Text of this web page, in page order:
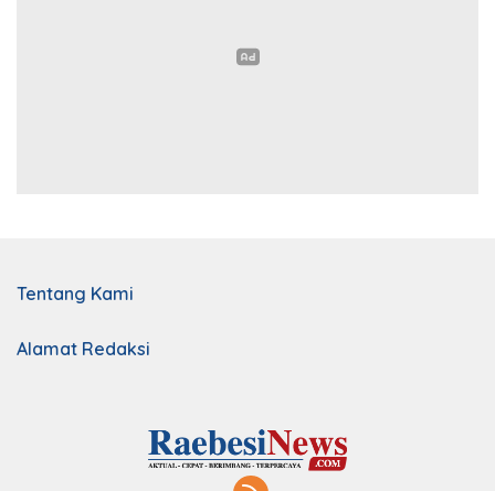
Tentang Kami
Alamat Redaksi